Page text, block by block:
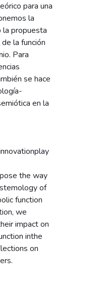
para una
la
la propuesta
la función
Para
se hace
en la
the way
of
function
we
impact on
inthe
on